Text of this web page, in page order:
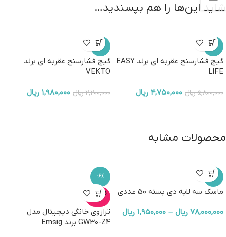
شاید این‌ها را هم بپسندید…
-18%
گیج فشارسنج عقربه ای برند EASY
LIFE
۵,۸۰۰,۰۰۰ریال ۴,۷۵۰,۰۰۰ ریال
-10%
گیج فشارسنج عقربه ای برند
VEKTO
۲,۲۰۰,۰۰۰ریال ۱,۹۸۰,۰۰۰ ریال
محصولات مشابه
-2%
ماسک سه لایه دی بسته 50 عددی
۷۸,۰۰۰,۰۰۰ ریال – ۱,۹۵۰,۰۰۰ ریال
-6%
ناموجو
د
ترازوی خانگی دیجیتال مدل
GW30-Z4 برند Emsig